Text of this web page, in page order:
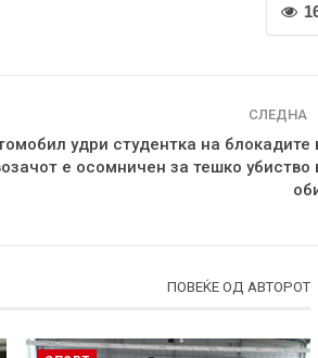
СЛЕДНА
удри студентка на блокадите
е осомничен за тешко убиство
ПОВЕЌЕ ОД АВТОРОТ